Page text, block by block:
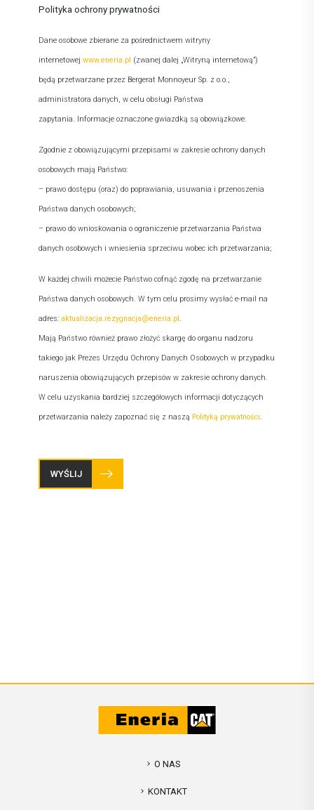
Polityka ochrony prywatności
Dane osobowe zbierane za pośrednictwem witryny
internetowej www.eneria.pl (zwanej dalej „Witryną internetową”)
będą przetwarzane przez Bergerat Monnoyeur Sp. z o.o.,
administratora danych, w celu obsługi Państwa
zapytania. Informacje oznaczone gwiazdką są obowiązkowe.
Zgodnie z obowiązującymi przepisami w zakresie ochrony danych
osobowych mają Państwo:
– prawo dostępu (oraz) do poprawiania, usuwania i przenoszenia
Państwa danych osobowych;
– prawo do wnioskowania o ograniczenie przetwarzania Państwa
danych osobowych i wniesienia sprzeciwu wobec ich przetwarzania;
W każdej chwili możecie Państwo cofnąć zgodę na przetwarzanie
Państwa danych osobowych. W tym celu prosimy wysłać e-mail na
adres: aktualizacja.rezygnacja@eneria.pl.
Mają Państwo również prawo złożyć skargę do organu nadzoru
takiego jak Prezes Urzędu Ochrony Danych Osobowych w przypadku
naruszenia obowiązujących przepisów w zakresie ochrony danych.
W celu uzyskania bardziej szczegółowych informacji dotyczących
przetwarzania należy zapoznać się z naszą Polityką prywatności.
WYŚLIJ
O NAS
KONTAKT